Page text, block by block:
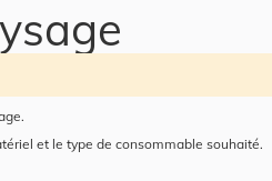
et le type de consommable souhaité.